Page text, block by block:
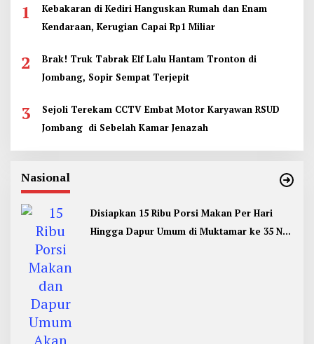
1
Kebakaran di Kediri Hanguskan Rumah dan Enam
Kendaraan, Kerugian Capai Rp1 Miliar
2
Brak! Truk Tabrak Elf Lalu Hantam Tronton di
Jombang, Sopir Sempat Terjepit
3
Sejoli Terekam CCTV Embat Motor Karyawan RSUD
Jombang di Sebelah Kamar Jenazah
Nasional
Disiapkan 15 Ribu Porsi Makan Per Hari
Hingga Dapur Umum di Muktamar ke 35 NU